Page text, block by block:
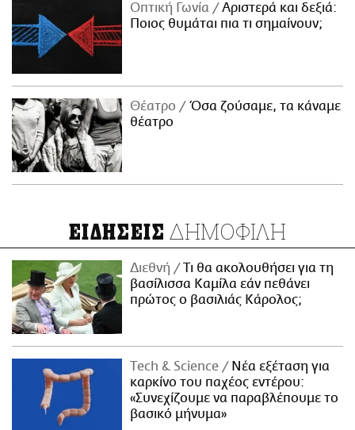
Οπτική Γωνία
Αριστερά και δεξιά:
Ποιος θυμάται πια τι σημαίνουν;
Θέατρο
Όσα ζούσαμε, τα κάναμε
θέατρο
ΕΙΔΗΣΕΙΣ ΔΗΜΟΦΙΛΗ
Διεθνή
Τι θα ακολουθήσει για τη
βασίλισσα Καμίλα εάν πεθάνει
πρώτος ο βασιλιάς Κάρολος;
Τech & Science
Νέα εξέταση για
καρκίνο του παχέος εντέρου:
«Συνεχίζουμε να παραβλέπουμε το
βασικό μήνυμα»